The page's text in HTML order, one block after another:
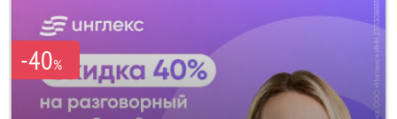
-40%